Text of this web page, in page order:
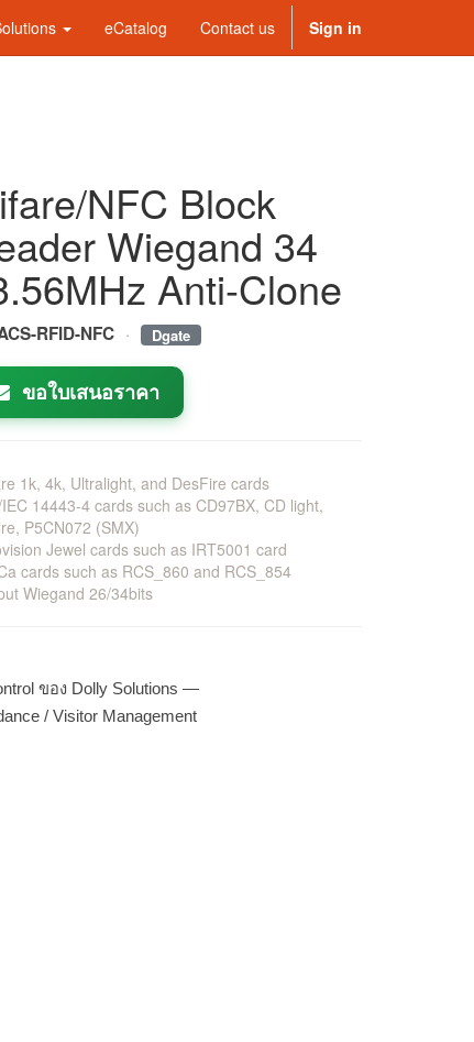
eCatalog Contact us Sign in
NFC Block
Wiegand 34
Anti-Clone
RFID-NFC · Dgate
ขอใบเสนอราคา
1k, 4k, Ultralight, and DesFire cards
14443-4 cards such as CD97BX, CD light,
P5CN072 (SMX)
Jewel cards such as IRT5001 card
cards such as RCS_860 and RCS_854
Wiegand 26/34bits
ของ Dolly Solutions —
/ Visitor Management